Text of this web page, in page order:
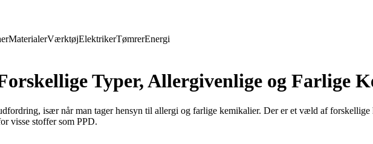
MaterialerVærktøjElektrikerTømrerEnergi
Typer, Allergivenlige og Farlige
især når man tager hensyn til allergi og farlige kemikalier. Der er et væld af
visse stoffer som PPD.